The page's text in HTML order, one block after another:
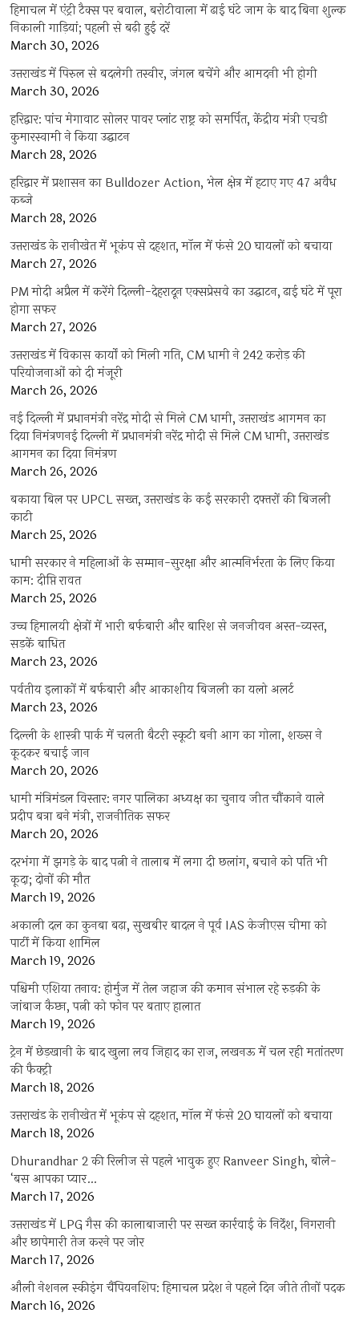
हिमाचल में एंट्री टैक्स पर बवाल, बरोटीवाला में ढाई घंटे जाम के बाद बिना शुल्क
निकाली गाड़ियां; पहली से बढ़ी हुई दरें
March 30, 2026
उत्तराखंड में पिरुल से बदलेगी तस्वीर, जंगल बचेंगे और आमदनी भी होगी
March 30, 2026
हरिद्वार: पांच मेगावाट सोलर पावर प्लांट राष्ट्र को समर्पित, केंद्रीय मंत्री एचडी
कुमारस्वामी ने किया उद्घाटन
March 28, 2026
हरिद्वार में प्रशासन का Bulldozer Action, भेल क्षेत्र में हटाए गए 47 अवैध
कब्जे
March 28, 2026
उत्तराखंड के रानीखेत में भूकंप से दहशत, मॉल में फंसे 20 घायलों को बचाया
March 27, 2026
PM मोदी अप्रैल में करेंगे दिल्ली-देहरादून एक्सप्रेसवे का उद्घाटन, ढाई घंटे में पूरा
होगा सफर
March 27, 2026
उत्तराखंड में विकास कार्यों को मिली गति, CM धामी ने 242 करोड़ की
परियोजनाओं को दी मंजूरी
March 26, 2026
नई दिल्ली में प्रधानमंत्री नरेंद्र मोदी से मिले CM धामी, उत्तराखंड आगमन का
दिया निमंत्रणनई दिल्ली में प्रधानमंत्री नरेंद्र मोदी से मिले CM धामी, उत्तराखंड
आगमन का दिया निमंत्रण
March 26, 2026
बकाया बिल पर UPCL सख्त, उत्तराखंड के कई सरकारी दफ्तरों की बिजली
काटी
March 25, 2026
धामी सरकार ने महिलाओं के सम्मान-सुरक्षा और आत्मनिर्भरता के लिए किया
काम: दीप्ति रावत
March 25, 2026
उच्च हिमालयी क्षेत्रों में भारी बर्फबारी और बारिश से जनजीवन अस्त-व्यस्त,
सड़कें बाधित
March 23, 2026
पर्वतीय इलाकों में बर्फबारी और आकाशीय बिजली का यलो अलर्ट
March 23, 2026
दिल्ली के शास्त्री पार्क में चलती बैटरी स्कूटी बनी आग का गोला, शख्स ने
कूदकर बचाई जान
March 20, 2026
धामी मंत्रिमंडल विस्तार: नगर पालिका अध्यक्ष का चुनाव जीत चौंकाने वाले
प्रदीप बत्रा बने मंत्री, राजनीतिक सफर
March 20, 2026
दरभंगा में झगड़े के बाद पत्नी ने तालाब में लगा दी छलांग, बचाने को पति भी
कूदा; दोनों की मौत
March 19, 2026
अकाली दल का कुनबा बढ़ा, सुखबीर बादल ने पूर्व IAS केजीएस चीमा को
पार्टी में किया शामिल
March 19, 2026
पश्चिमी एशिया तनाव: होर्मुज में तेल जहाज की कमान संभाल रहे रुड़की के
जांबाज कैप्टन, पत्नी को फोन पर बताए हालात
March 19, 2026
ट्रेन में छेड़खानी के बाद खुला लव जिहाद का राज, लखनऊ में चल रही मतांतरण
की फैक्ट्री
March 18, 2026
उत्तराखंड के रानीखेत में भूकंप से दहशत, मॉल में फंसे 20 घायलों को बचाया
March 18, 2026
Dhurandhar 2 की रिलीज से पहले भावुक हुए Ranveer Singh, बोले-
‘बस आपका प्यार…
March 17, 2026
उत्तराखंड में LPG गैस की कालाबाजारी पर सख्त कार्रवाई के निर्देश, निगरानी
और छापेमारी तेज करने पर जोर
March 17, 2026
औली नेशनल स्कीइंग चैंपियनशिप: हिमाचल प्रदेश ने पहले दिन जीते तीनों पदक
March 16, 2026